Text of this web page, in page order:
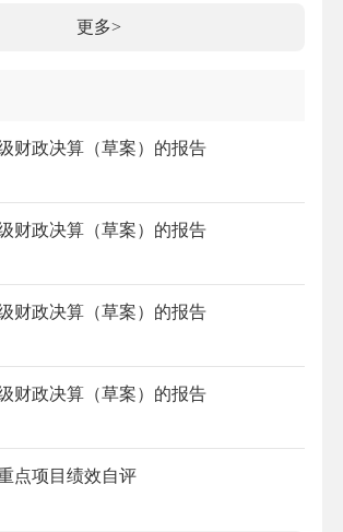
更多>
财政决算（草案）的报告
财政决算（草案）的报告
财政决算（草案）的报告
财政决算（草案）的报告
点项目绩效自评